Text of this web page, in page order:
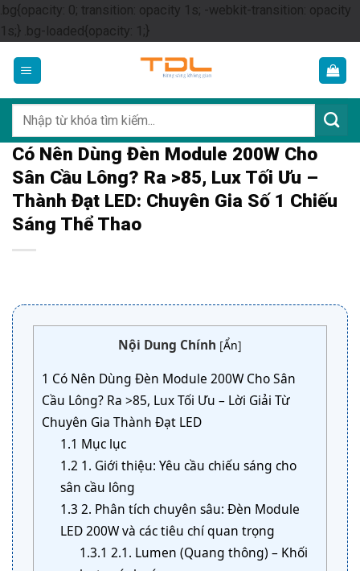
.bg{opacity: 0; transition: opacity 1s; -webkit-transition: opacity
1s;} .bg-loaded{opacity: 1;}Skip
content
kiếm:
Có Nên Dùng Đèn Module 200W Cho
Sân Cầu Lông? Ra >85, Lux Tối Ưu –
Thành Đạt LED: Chuyên Gia Số 1 Chiếu
Sáng Thể Thao
Nội Dung Chính [Ẩn]
1 Có Nên Dùng Đèn Module 200W Cho Sân
Cầu Lông? Ra >85, Lux Tối Ưu – Lời Giải Từ
Chuyên Gia Thành Đạt LED
1.1 Mục lục
1.2 1. Giới thiệu: Yêu cầu chiếu sáng cho
sân cầu lông
1.3 2. Phân tích chuyên sâu: Đèn Module
LED 200W và các tiêu chí quan trọng
1.3.1 2.1. Lumen (Quang thông) – Khối